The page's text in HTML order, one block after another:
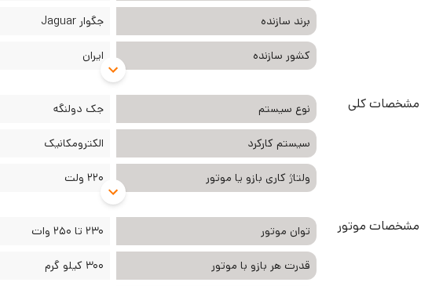
برند سازنده جگوار Jaguar
کشور سازنده ایران
مشخصات کلی نوع سیستم جک دولنگه
سیستم کارکرد الکترومکانیک
ولتاژ کاری بازو یا موتور 220 ولت
مشخصات موتور توان موتور 230 تا 250 وات
قدرت هر بازو با موتور 300 کیلو گرم